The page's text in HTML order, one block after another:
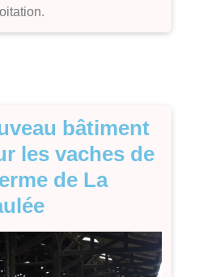
bâtiment
les vaches de
de La